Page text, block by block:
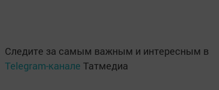
Следите за самым важным и интересным в
Telegram-канале Татмедиа